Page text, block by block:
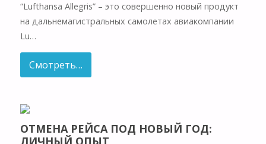
“Lufthansa Allegris” – это совершенно новый продукт
на дальнемагистральных самолетах авиакомпании
Lu…
Смотреть…
ОТМЕНА РЕЙСА ПОД НОВЫЙ ГОД:
ЛИЧНЫЙ ОПЫТ